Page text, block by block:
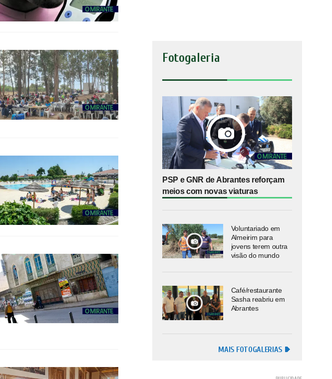
Fotogaleria
PSP e GNR de Abrantes reforçam
meios com novas viaturas
Voluntariado em
Almeirim para
jovens terem outra
visão do mundo
Café/restaurante
Sasha reabriu em
Abrantes
MAIS FOTOGALERIAS